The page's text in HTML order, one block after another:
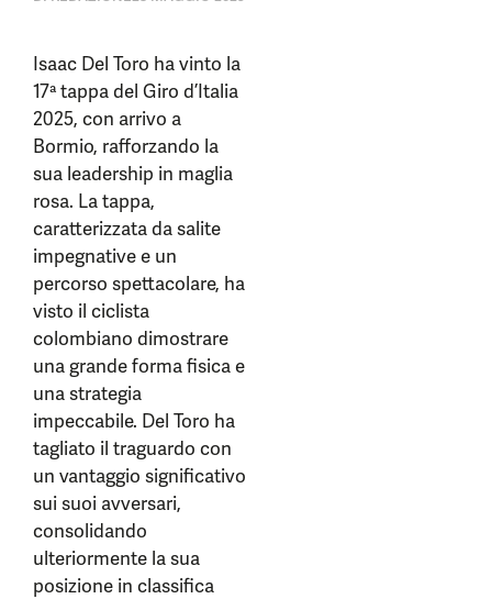
Isaac Del Toro ha vinto la
17ª tappa del Giro d’Italia
2025, con arrivo a
Bormio, rafforzando la
sua leadership in maglia
rosa. La tappa,
caratterizzata da salite
impegnative e un
percorso spettacolare, ha
visto il ciclista
colombiano dimostrare
una grande forma fisica e
una strategia
impeccabile. Del Toro ha
tagliato il traguardo con
un vantaggio significativo
sui suoi avversari,
consolidando
ulteriormente la sua
posizione in classifica